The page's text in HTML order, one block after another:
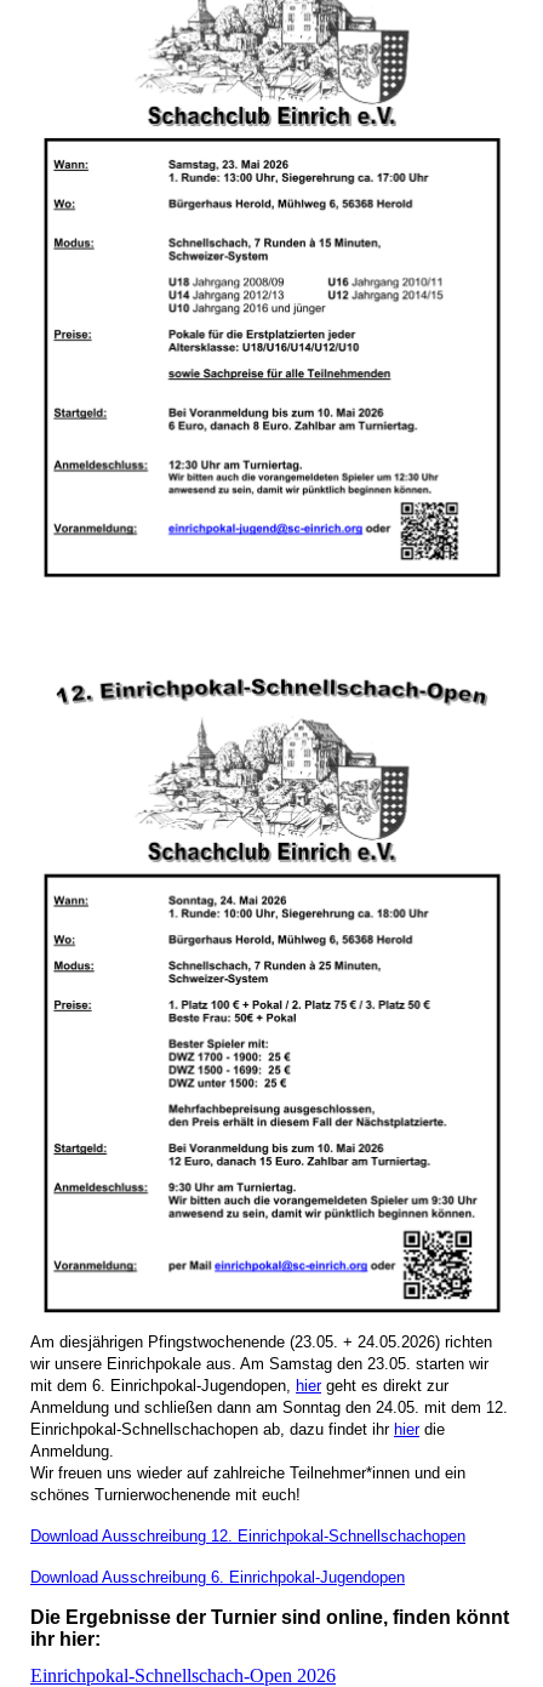
Am diesjährigen Pfingstwochenende (23.05. + 24.05.2026) richten
wir unsere Einrichpokale aus. Am Samstag den 23.05. starten wir
mit dem 6. Einrichpokal-Jugendopen, hiergeht es direkt zur
Anmeldung und schließen dann am Sonntag den 24.05. mit dem 12.
Einrichpokal-Schnellschachopen ab, dazu findet ihr hierdie
Anmeldung.
Wir freuen uns wieder auf zahlreiche Teilnehmer*innen und ein
schönes Turnierwochenende mit euch!
Download Ausschreibung 12. Einrichpokal-Schnellschachopen
Download Ausschreibung 6. Einrichpokal-Jugendopen
Die Ergebnisse der Turnier sind online, finden könnt
ihr hier:
Einrichpokal-Schnellschach-Open 2026